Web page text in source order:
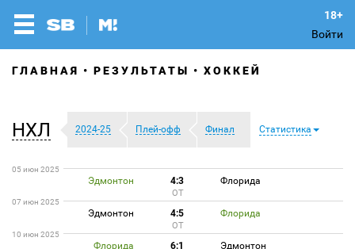
Войти
ГЛАВНАЯ РЕЗУЛЬТАТЫ ХОККЕЙ
НХЛ 2024-25 Плей-офф Финал Статистика
05 июн 2025
Эдмонтон 4:3 Флорида
ОТ
07 июн 2025
Эдмонтон 4:5 Флорида
ОТ
10 июн 2025
Флорида 6:1 Эдмонтон